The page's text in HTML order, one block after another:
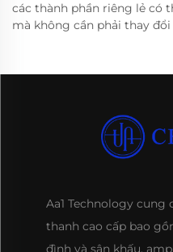
các thành phần riêng lẻ có
mà không cần phải thay
Aa1 Technology cung
thanh cao cấp bao
đình và sân khấu,